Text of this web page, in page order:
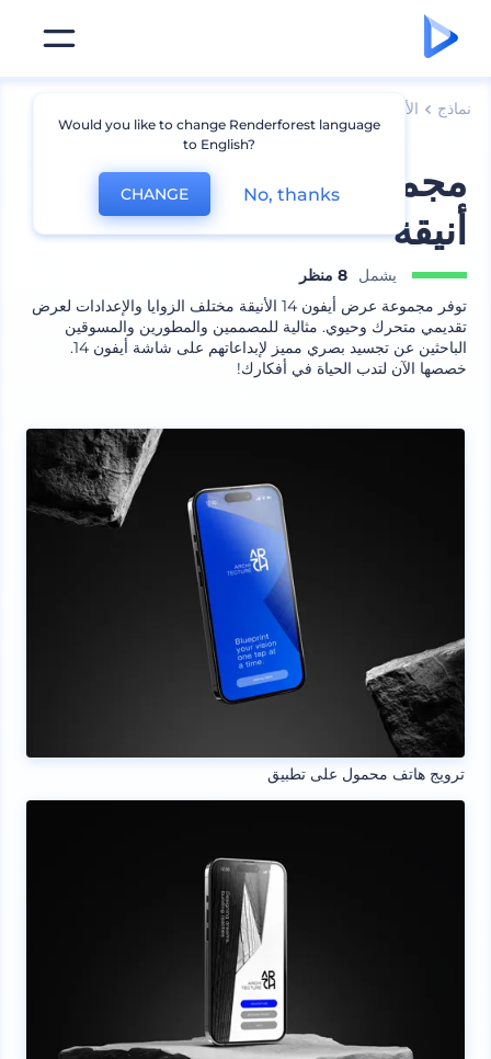
نماذج الأجهزة
مجموعة عرض أيفون 14
أنيقة
يشمل
8 منظر
توفر مجموعة عرض أيفون 14 الأنيقة مختلف الزوايا والإعدادات لعرض
تقديمي متحرك وحيوي. مثالية للمصممين والمطورين والمسوقين
الباحثين عن تجسيد بصري مميز لإبداعاتهم على شاشة أيفون 14.
خصصها الآن لتدب الحياة في أفكارك!
ترويج هاتف محمول على تطبيق
Would you like to change Renderforest language
to English?
CHANGE No, thanks